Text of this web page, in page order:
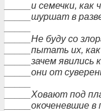
_____и семечки, как
_____шуршат в
_____Не буду со
_____пытать их,
_____зачем
_____они от
_____Ховают под
_____окоченевшие в